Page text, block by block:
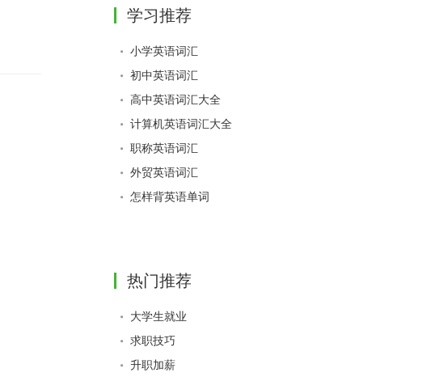
学习推荐
小学英语词汇
初中英语词汇
高中英语词汇大全
计算机英语词汇大全
职称英语词汇
外贸英语词汇
怎样背英语单词
热门推荐
大学生就业
求职技巧
升职加薪